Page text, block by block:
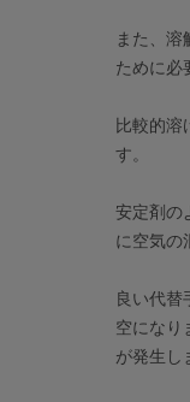
また、
ために必
比較的溶
す。
安定剤の
に空気の
良い代替
空になり
が発生し